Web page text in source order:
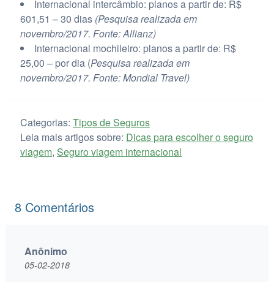
Internacional intercâmbio: planos a partir de: R$
601,51 – 30 dias (Pesquisa realizada em
novembro/2017. Fonte: Allianz)
Internacional mochileiro: planos a partir de: R$
25,00 – por dia (Pesquisa realizada em
novembro/2017. Fonte:Mondial Travel)
Categorias: Tipos de Seguros
Leia mais artigos sobre: Dicas para escolher o seguro
viagem, Seguro viagem internacional
8Comentários
Anônimo
05-02-2018